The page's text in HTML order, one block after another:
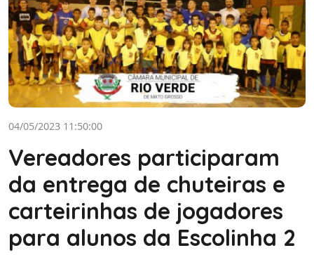
04/05/2023 11:50:00
Vereadores participaram
da entrega de chuteiras e
carteirinhas de jogadores
para alunos da Escolinha 2